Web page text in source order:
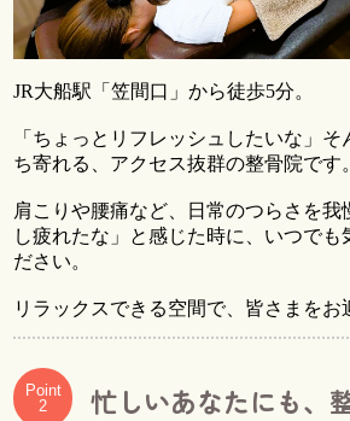
JR大船駅「笠間口」から徒歩5分。
「ちょっとリフレッシュしたいな」
ち寄れる、アクセス抜群の整骨院です。
肩こりや腰痛など、日常のつらさを我
し疲れたな」と感じた時に、いつでも
ださい。
リラックスできる空間で、皆さまをお
Point
2
忙しいあなたにも、